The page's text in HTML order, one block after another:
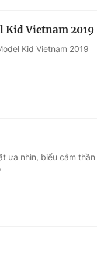
Vietnam 2019
Kid Vietnam 2019
ưa nhìn, biểu cảm thần